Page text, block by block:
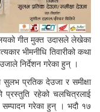
गीत मुक्त उदासले लेखेका
भीमनीधि तिवारीको कथा
निर्देशन गरेका हुन् ।
सुलभ प्रतिक देउजा र समीक्षा
रहेको चलचित्रलाई
सम्पादन गरेका हुन् । भदौ १७